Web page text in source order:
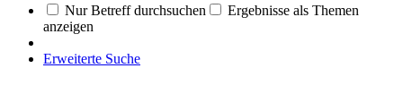
Nur Betreff durchsuchen
Ergebnisse als Themen
anzeigen
Erweiterte Suche